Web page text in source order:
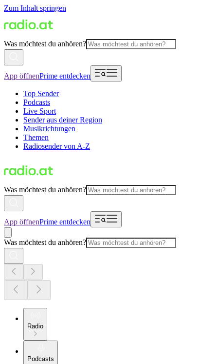
Zum Inhalt springen
Was möchtest du anhören?
App öffnenPrime entdecken
Top Sender
Podcasts
Live Sport
Sender aus deiner Region
Musikrichtungen
Themen
Radiosender von A-Z
Was möchtest du anhören?
App öffnenPrime entdecken
Was möchtest du anhören?
Radio
Podcasts